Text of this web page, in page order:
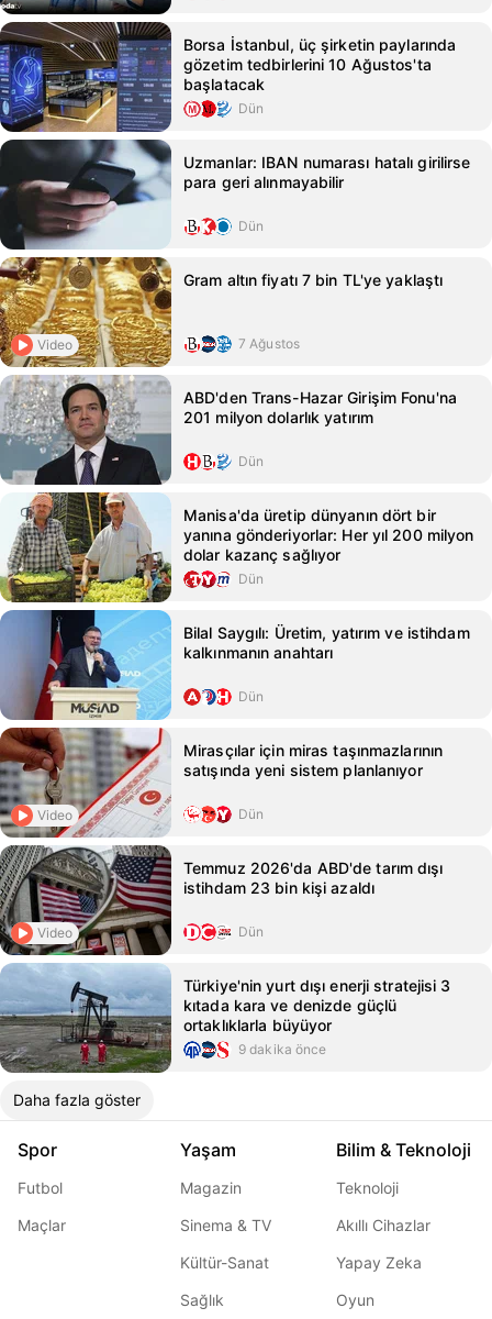
Borsa İstanbul, üç şirketin paylarında
gözetim tedbirlerini 10 Ağustos'ta
başlatacak
Dün
Uzmanlar: IBAN numarası hatalı girilirse
para geri alınmayabilir
Dün
Video
Gram altın fiyatı 7 bin TL'ye yaklaştı
7 Ağustos
ABD'den Trans-Hazar Girişim Fonu'na
201 milyon dolarlık yatırım
Dün
Manisa'da üretip dünyanın dört bir
yanına gönderiyorlar: Her yıl 200 milyon
dolar kazanç sağlıyor
Dün
Bilal Saygılı: Üretim, yatırım ve istihdam
kalkınmanın anahtarı
Dün
Video
Mirasçılar için miras taşınmazlarının
satışında yeni sistem planlanıyor
Dün
Video
Temmuz 2026'da ABD'de tarım dışı
istihdam 23 bin kişi azaldı
Dün
Türkiye'nin yurt dışı enerji stratejisi 3
kıtada kara ve denizde güçlü
ortaklıklarla büyüyor
9 dakika önce
Daha fazla göster
Spor
Futbol
Maçlar
Yaşam
Magazin
Sinema & TV
Kültür-Sanat
Sağlık
Bilim & Teknoloji
Teknoloji
Akıllı Cihazlar
Yapay Zeka
Oyun